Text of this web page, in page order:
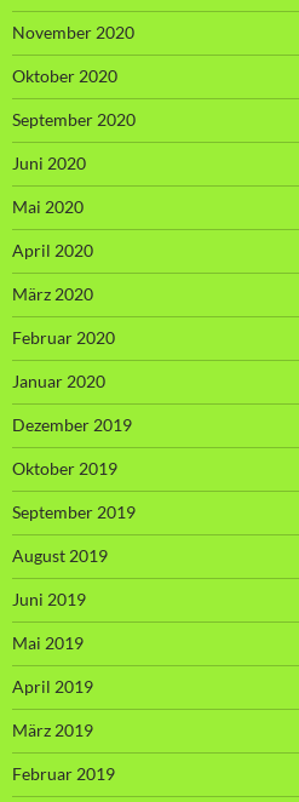
November 2020
Oktober 2020
September 2020
Juni 2020
Mai 2020
April 2020
März 2020
Februar 2020
Januar 2020
Dezember 2019
Oktober 2019
September 2019
August 2019
Juni 2019
Mai 2019
April 2019
März 2019
Februar 2019